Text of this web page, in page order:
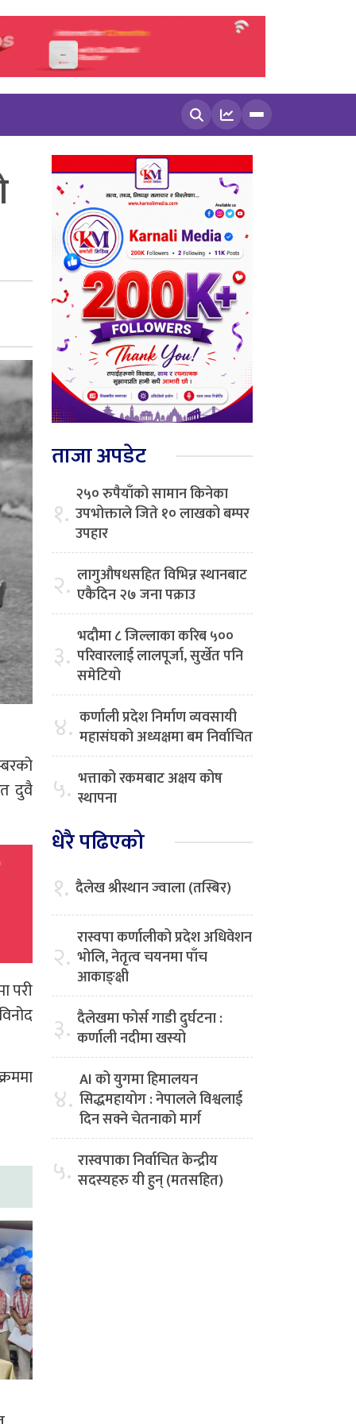
खोज्नुहोस
दुवै
परी
ताजा अपडेट
१. २५० रुपैयाँको सामान किनेका
उपभोक्ताले जिते १० लाखको बम्पर
उपहार
२. लागुऔषधसहित विभिन्न स्थानबाट
एकैदिन २७ जना पक्राउ
३. भदौमा ८ जिल्लाका करिब ५००
परिवारलाई लालपूर्जा, सुर्खेत पनि
समेटियो
४. कर्णाली प्रदेश निर्माण व्यवसायी
महासंघको अध्यक्षमा बम निर्वाचित
५. भत्ताको रकमबाट अक्षय कोष
स्थापना
धेरै पढिएको
१. दैलेख श्रीस्थान ज्वाला (तस्बिर)
२. रास्वपा कर्णालीको प्रदेश अधिवेशन
भोलि, नेतृत्व चयनमा पाँच
आकाङ्क्षी
३. दैलेखमा फोर्स गाडी दुर्घटना :
कर्णाली नदीमा खस्यो
४. AI को युगमा हिमालयन
सिद्धमहायोग : नेपालले विश्वलाई
दिन सक्ने चेतनाको मार्ग
५. रास्वपाका निर्वाचित केन्द्रीय
सदस्यहरु यी हुन् (मतसहित)